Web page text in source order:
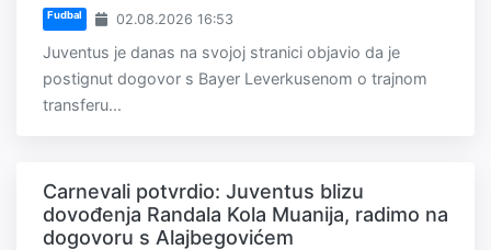
Fudbal 02.08.2026 16:53
Juventus je danas na svojoj stranici objavio da je
postignut dogovor s Bayer Leverkusenom o trajnom
transferu...
Carnevali potvrdio: Juventus blizu
dovođenja Randala Kola Muanija, radimo na
dogovoru s Alajbegovićem